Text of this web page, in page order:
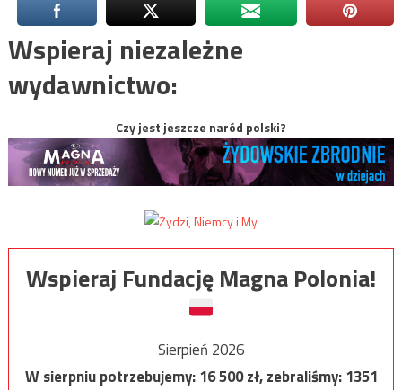
Wspieraj niezależne
wydawnictwo:
Czy jest jeszcze naród polski?
Wspieraj Fundację Magna Polonia!
Sierpień 2026
W sierpniu potrzebujemy:16 500zł, zebraliśmy:1351